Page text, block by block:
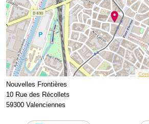
Nouvelles Frontières
10 Rue des Récollets
59300 Valenciennes